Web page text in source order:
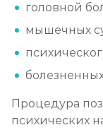
головной
мышечных
Процедура
психических